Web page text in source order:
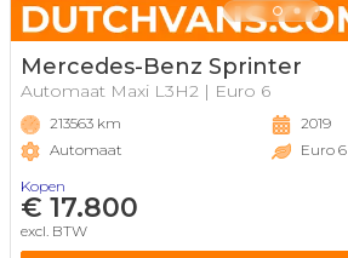
Mercedes-Benz Sprinter
Automaat Maxi L3H2 | Euro 6
213563 km
Automaat
2019
Euro 6
Kopen
€ 17.800
excl. BTW